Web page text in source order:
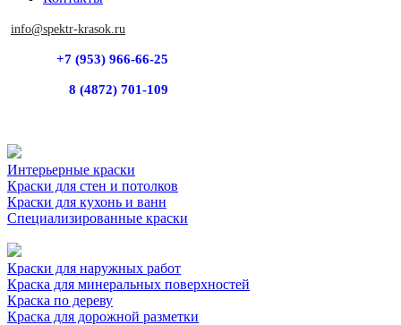
info@spektr-krasok.ru
+7 (953) 966-66-25
8 (4872) 701-109
Интерьерные краски
Краски для стен и потолков
Краски для кухонь и ванн
Специализированные краски
Краски для наружных работ
Краска для минеральных поверхностей
Краска по дереву
Краска для дорожной разметки